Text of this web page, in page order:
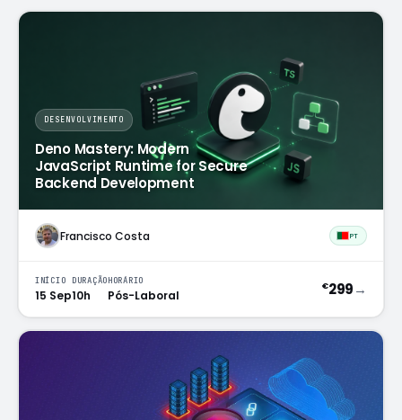
SÓ PARA COLABORADORES
Inglês e Francês reservados ao ecossistema Findmore
BOOTCAMPS E ACADEMIAS
Brain QA Academy
Formação intensiva em QA e testes de software
Layer8 Bootcamp
DESENVOLVIMENTO
Deno Mastery: Modern
JavaScript Runtime for Secure
Backend Development
Francisco Costa PT
INÍCIO
15 Sep
DURAÇÃO
10h
HORÁRIO
Pós-Laboral
€299→